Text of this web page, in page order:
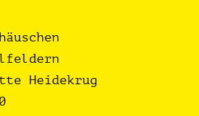
Heidekrug